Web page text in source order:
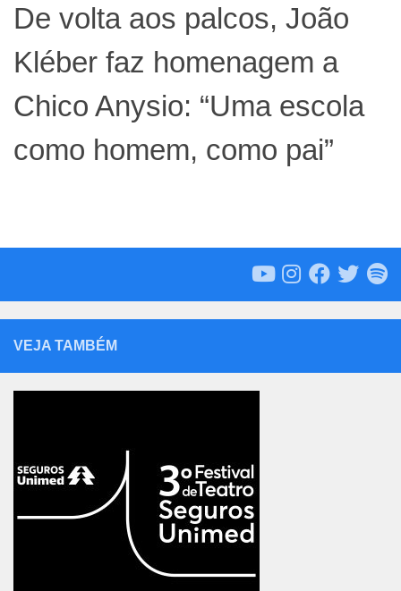
De volta aos palcos, João
Kléber faz homenagem a
Chico Anysio: “Uma escola
como homem, como pai”
VEJA TAMBÉM